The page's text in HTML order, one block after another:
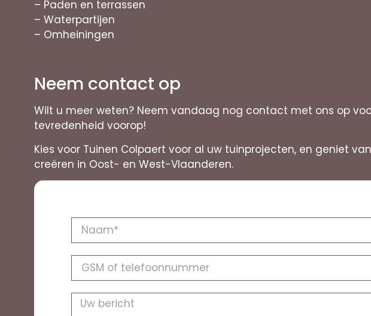
– Paden en terrassen
– Waterpartijen
– Omheiningen
Neem contact op
Wilt u meer weten? Neem vandaag nog contact met ons op
tevredenheid voorop!
Kies voor Tuinen Colpaert voor al uw tuinprojecten, en geniet
creëren in Oost- en West-Vlaanderen.